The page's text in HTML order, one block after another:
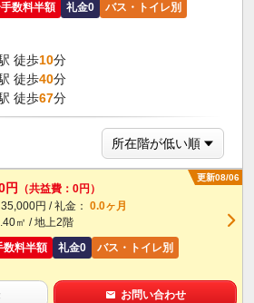
数料半額 礼金0 バス・トイレ別
徒歩10分
徒歩40分
徒歩67分
更新08/06
円
（共益費：0円）
円 / 礼金： 0.0ヶ月
㎡ / 地上2階
数料半額
礼金0 バス・トイレ別
お問い合わせ